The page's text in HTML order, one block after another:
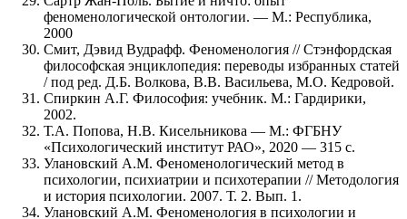
феноменологической онтологии. — М.: Республика,
2000
Смит, Дэвид Вудрафф. Феноменология // Стэнфордская
философская энциклопедия: переводы избранных статей
/ под ред. Д.Б. Волкова, В.В. Васильева, М.О. Кедровой.
Спиркин А.Г. Философия: учебник. М.: Гардирики,
2002.
Т.А. Попова, Н.В. Кисельникова — М.: ФГБНУ
«Психологический институт РАО», 2020 — 315 с.
Улановский А.М. Феноменологический метод в
психологии, психиатрии и психотерапии // Методология
и история психологии. 2007. Т. 2. Вып. 1.
Улановский А.М. Феноменология в психологии и